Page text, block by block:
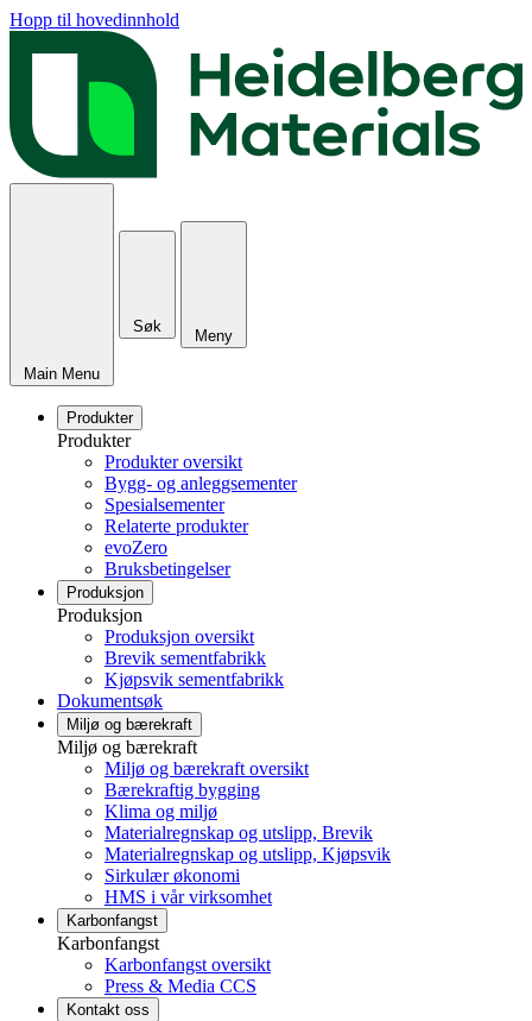
Hopp til hovedinnhold
Main Menu
Søk
Meny
Produkter
Produkter
Produkter oversikt
Bygg- og anleggsementer
Spesialsementer
Relaterte produkter
evoZero
Bruksbetingelser
Produksjon
Produksjon
Produksjon oversikt
Brevik sementfabrikk
Kjøpsvik sementfabrikk
Dokumentsøk
Miljø og bærekraft
Miljø og bærekraft
Miljø og bærekraft oversikt
Bærekraftig bygging
Klima og miljø
Materialregnskap og utslipp, Brevik
Materialregnskap og utslipp, Kjøpsvik
Sirkulær økonomi
HMS i vår virksomhet
Karbonfangst
Karbonfangst
Karbonfangst oversikt
Press & Media CCS
Kontakt oss